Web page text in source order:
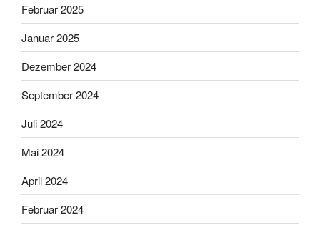
Februar 2025
Januar 2025
Dezember 2024
September 2024
Juli 2024
Mai 2024
April 2024
Februar 2024